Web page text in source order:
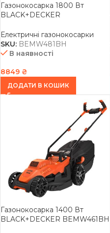
Газонокосарка 1800 Вт
BLACK+DECKER
Електричні газонокосарки
SKU: BEMW481BH
В наявності
8849 ₴
ДОДАТИ В КОШИК
Газонокосарка 1400 Вт
BLACK+DECKER BEMW461BH